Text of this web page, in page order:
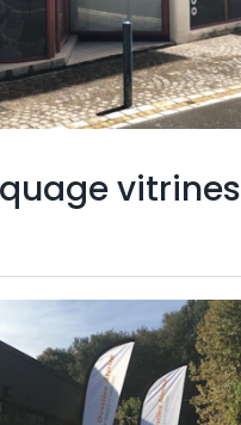
vitrines